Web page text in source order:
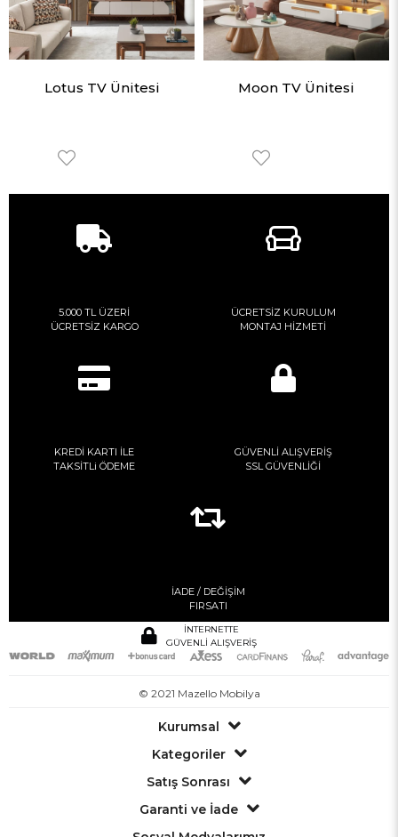
Lotus TV Ünitesi Moon TV Ünitesi
5.000 TL ÜZERİ
ÜCRETSİZ KARGO
ÜCRETSİZ KURULUM
MONTAJ HİZMETİ
KREDİ KARTI İLE
TAKSİTLi ÖDEME
GÜVENLİ ALIŞVERİŞ
SSL GÜVENLİĞİ
İADE / DEĞİŞİM
FIRSATI
İNTERNETTE
GÜVENLİ ALIŞVERİŞ
© 2021 Mazello Mobilya
Kurumsal
Kategoriler
Satış Sonrası
Garanti ve İade